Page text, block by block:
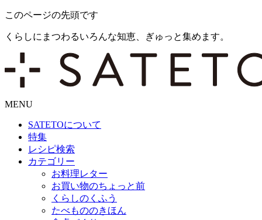
このページの先頭です
くらしにまつわるいろんな知恵、ぎゅっと集めます。
MENU
SATETOについて
特集
レシピ検索
カテゴリー
お料理レター
お買い物のちょっと前
くらしのくふう
たべもののきほん